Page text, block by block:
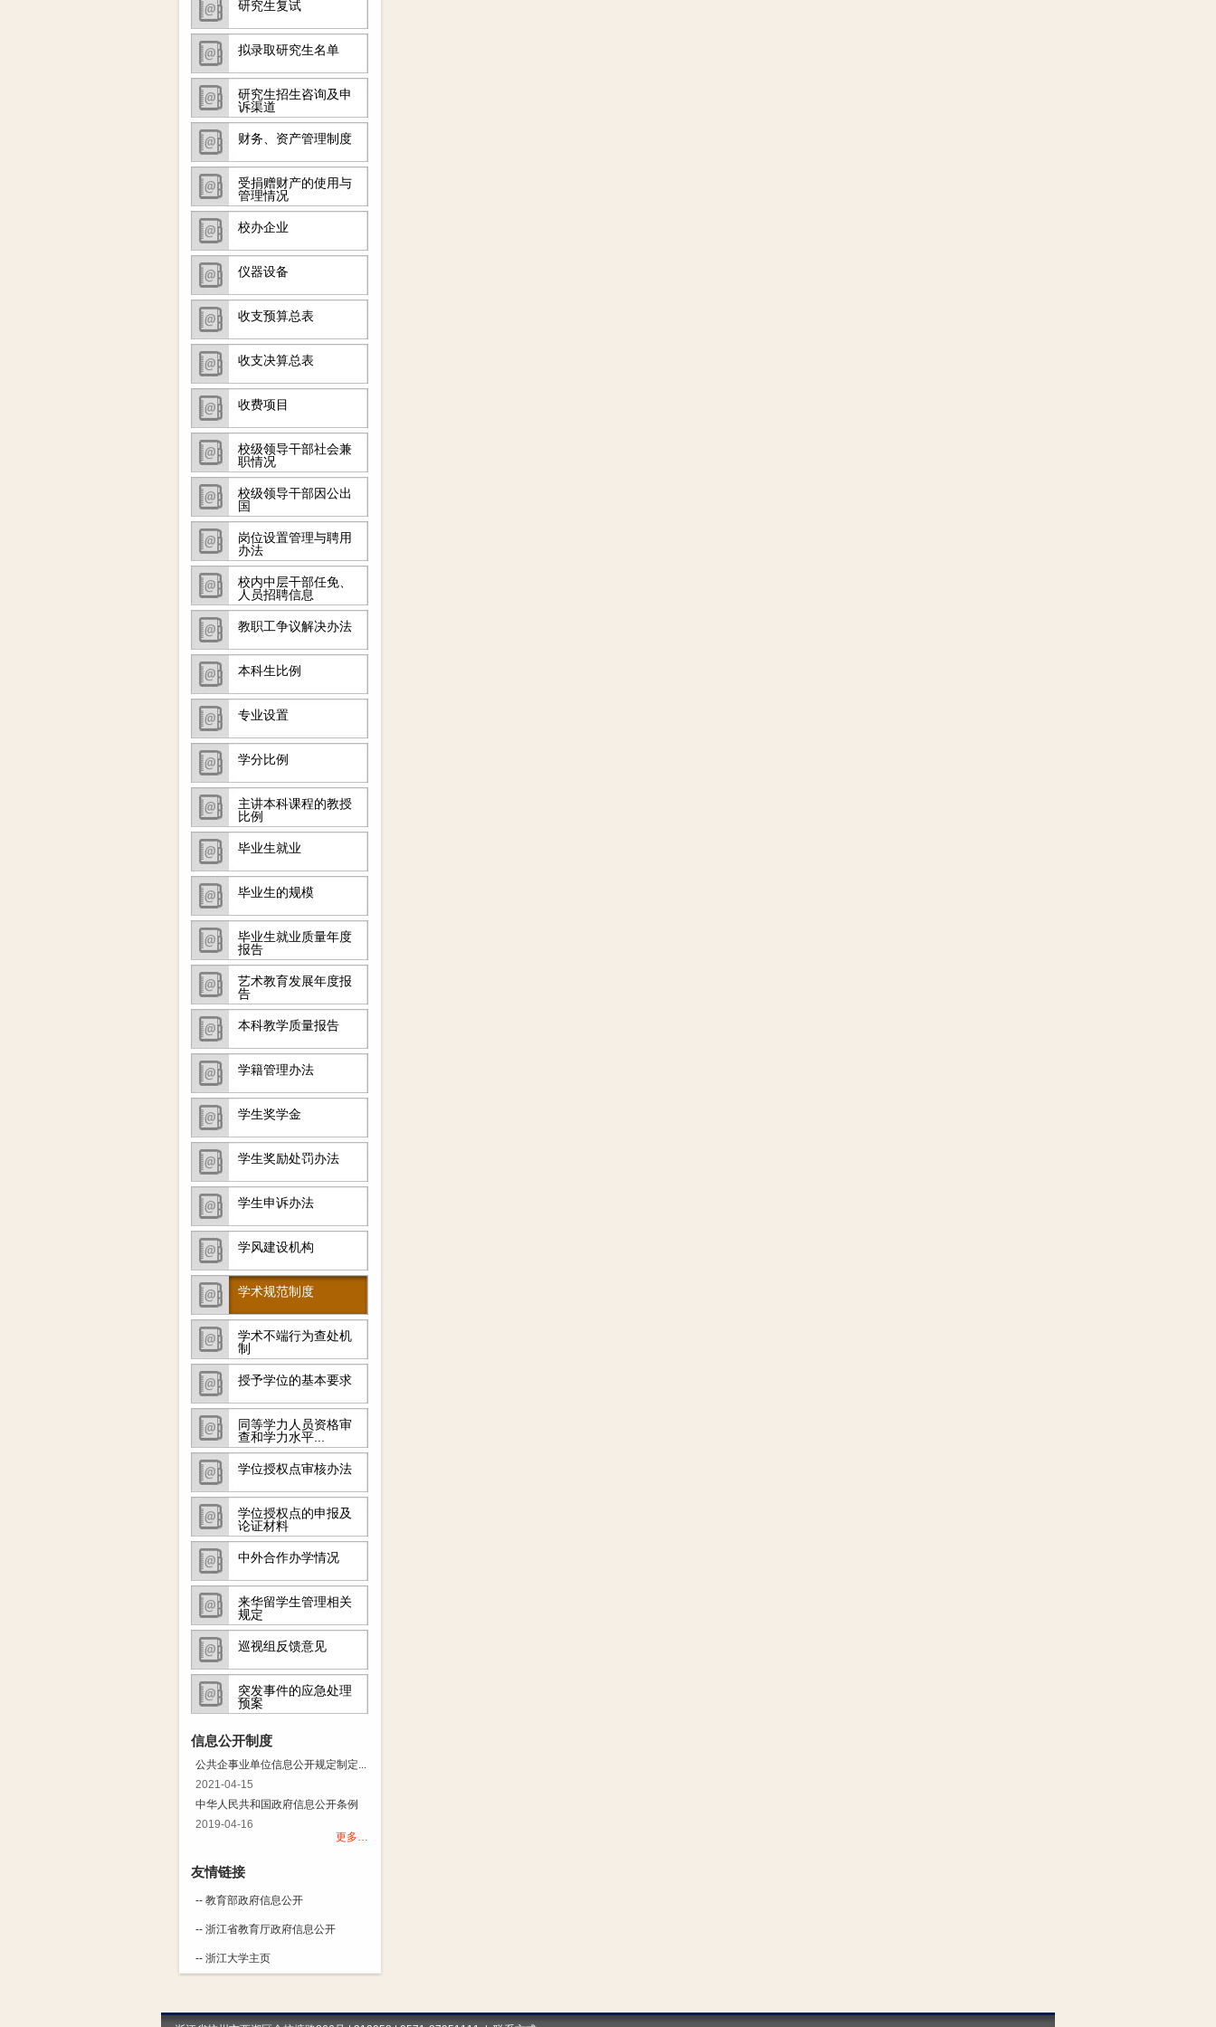
研究生复试
拟录取研究生名单
研究生招生咨询及申
诉渠道
财务、资产管理制度
受捐赠财产的使用与
管理情况
校办企业
仪器设备
收支预算总表
收支决算总表
收费项目
校级领导干部社会兼
职情况
校级领导干部因公出
国
岗位设置管理与聘用
办法
校内中层干部任免、
人员招聘信息
教职工争议解决办法
本科生比例
专业设置
学分比例
主讲本科课程的教授
比例
毕业生就业
毕业生的规模
毕业生就业质量年度
报告
艺术教育发展年度报
告
本科教学质量报告
学籍管理办法
学生奖学金
学生奖励处罚办法
学生申诉办法
学风建设机构
学术规范制度
学术不端行为查处机
制
授予学位的基本要求
同等学力人员资格审
查和学力水平...
学位授权点审核办法
学位授权点的申报及
论证材料
中外合作办学情况
来华留学生管理相关
规定
巡视组反馈意见
突发事件的应急处理
预案
信息公开制度
公共企事业单位信息公开规定制定...
2021-04-15
中华人民共和国政府信息公开条例
2019-04-16
更多…
友情链接
-- 教育部政府信息公开
-- 浙江省教育厅政府信息公开
-- 浙江大学主页